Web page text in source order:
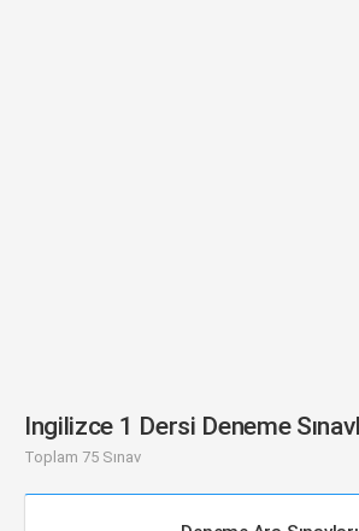
Ingilizce 1 Dersi Deneme
Toplam 75 Sınav